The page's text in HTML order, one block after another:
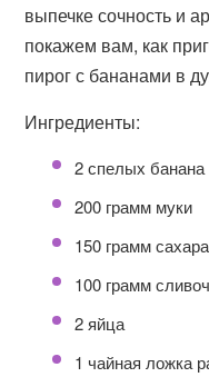
выпечке сочность и
покажем вам, как
пирог с бананами в
Ингредиенты:
2 спелых банана
200 грамм муки
150 грамм сахара
100 грамм
2 яйца
1 чайная ложка